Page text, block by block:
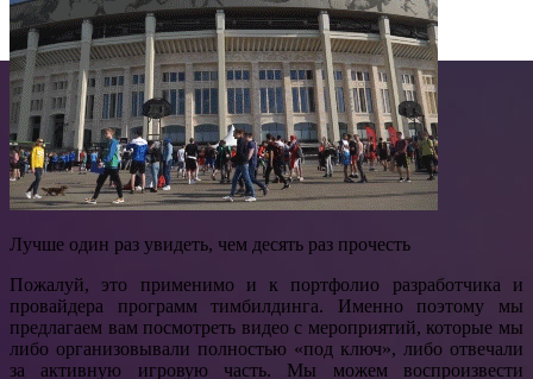
Лучше один раз увидеть, чем десять раз прочесть
Пожалуй, это применимо и к портфолио разработчика и
провайдера программ тимбилдинга. Именно поэтому мы
предлагаем вам посмотреть видео с мероприятий, которые мы
либо организовывали полностью «под ключ», либо отвечали
за активную игровую часть. Мы можем воспроизвести